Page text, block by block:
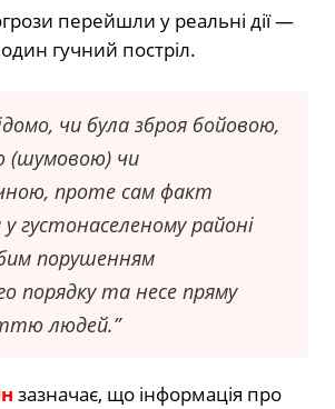
перейшли у реальні дії —
гучний постріл.
чи була зброя бойовою,
(шумовою) чи
проте сам факт
густонаселеному районі
порушенням
порядку та несе пряму
людей.”
зазначає, що інформація про